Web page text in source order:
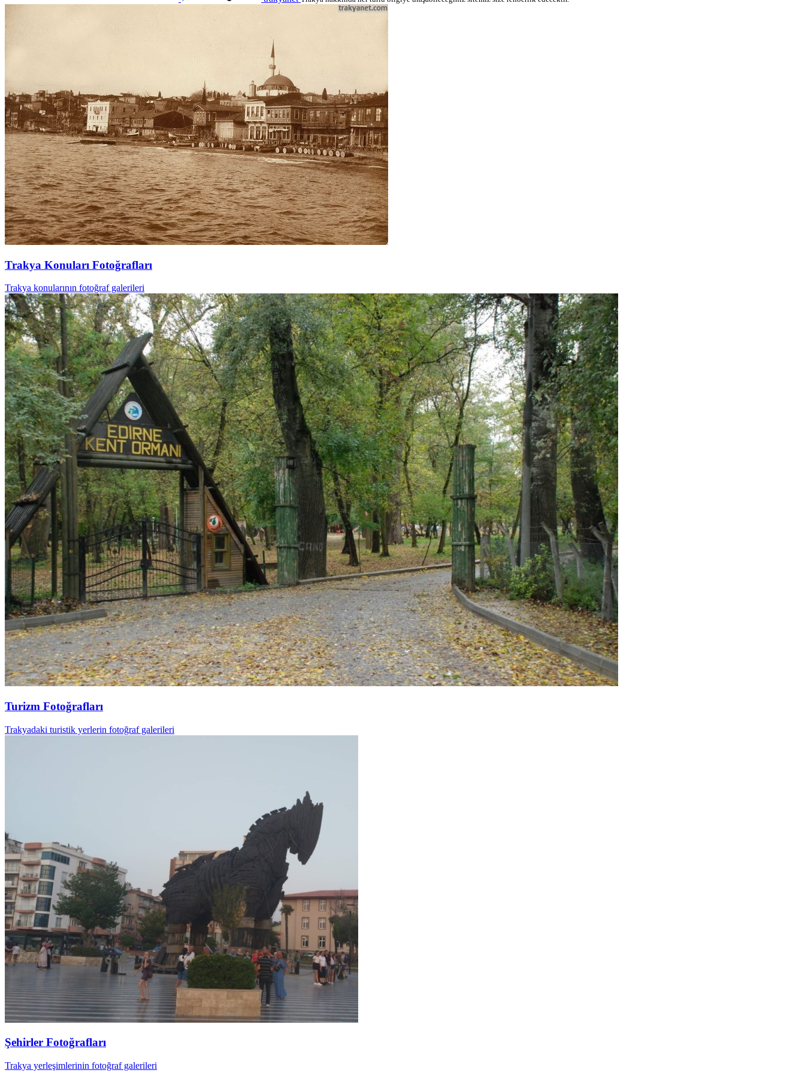
Trakya Konuları Fotoğrafları
Trakya konularının fotoğraf galerileri
Turizm Fotoğrafları
Trakyadaki turistik yerlerin fotoğraf galerileri
Şehirler Fotoğrafları
Trakya yerleşimlerinin fotoğraf galerileri